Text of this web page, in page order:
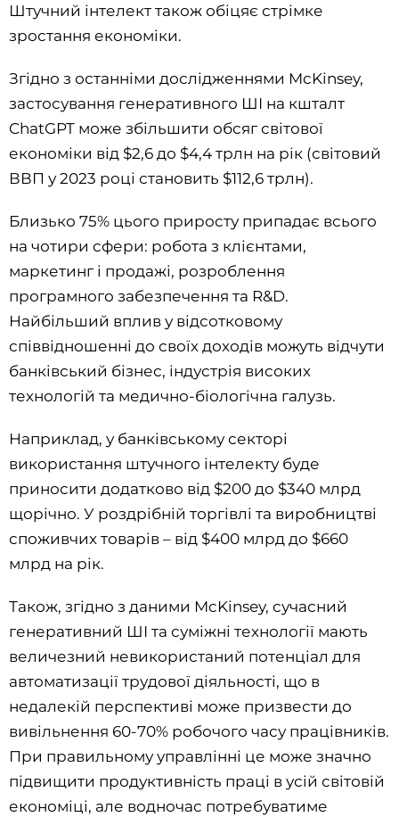
Штучний інтелект також обіцяє стрімке
зростання економіки.
Згідно з останніми дослідженнями McKinsey,
застосування генеративного ШІ на кшталт
ChatGPT може збільшити обсяг світової
економіки від $2,6 до $4,4 трлн на рік (світовий
ВВП у 2023 році становить $112,6 трлн).
Близько 75% цього приросту припадає всього
на чотири сфери: робота з клієнтами,
маркетинг і продажі, розроблення
програмного забезпечення та R&D.
Найбільший вплив у відсотковому
співвідношенні до своїх доходів можуть відчути
банківський бізнес, індустрія високих
технологій та медично-біологічна галузь.
Наприклад, у банківському секторі
використання штучного інтелекту буде
приносити додатково від $200 до $340 млрд
щорічно. У роздрібній торгівлі та виробництві
споживчих товарів – від $400 млрд до $660
млрд на рік.
Також, згідно з даними McKinsey, сучасний
генеративний ШІ та суміжні технології мають
величезний невикористаний потенціал для
автоматизації трудової діяльності, що в
недалекій перспективі може призвести до
вивільнення 60-70% робочого часу працівників.
При правильному управлінні це може значно
підвищити продуктивність праці в усій світовій
економіці, але водночас потребуватиме